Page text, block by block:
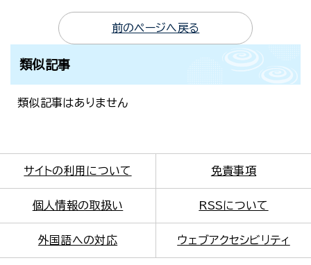
前のページへ戻る
類似記事
類似記事はありません
サイトの利用について 免責事項
個人情報の取扱い RSSについて
外国語への対応 ウェブアクセシビリティ